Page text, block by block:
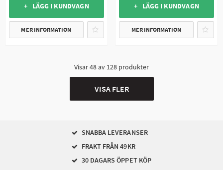
+ LÄGG I KUNDVAGN
MER INFORMATION
+ LÄGG I KUNDVAGN
MER INFORMATION
Visar48av 128 produkter
VISA FLER
SNABBA LEVERANSER
FRAKT FRÅN 49KR
30 DAGARS ÖPPET KÖP